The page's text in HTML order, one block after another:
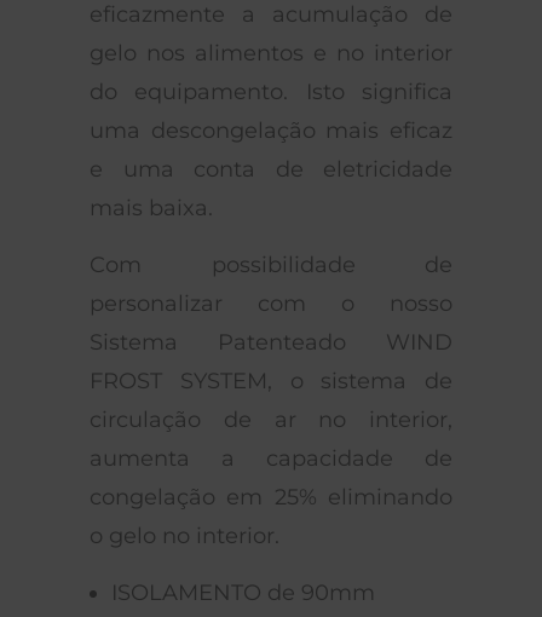
eficazmente a acumulação de
gelo nos alimentos e no interior
do equipamento. Isto significa
uma descongelação mais eficaz
e uma conta de eletricidade
mais baixa.
Com possibilidade de
personalizar com o nosso
Sistema Patenteado WIND
FROST SYSTEM, o sistema de
circulação de ar no interior,
aumenta a capacidade de
congelação em 25% eliminando
o gelo no interior.
ISOLAMENTO de 90mm